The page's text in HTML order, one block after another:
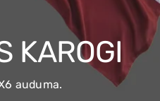
dvieļu izvēle
KAROGI
auduma.
nekad nepieviļ
PIEDĀVĀJUMS
dvieļu izvēle